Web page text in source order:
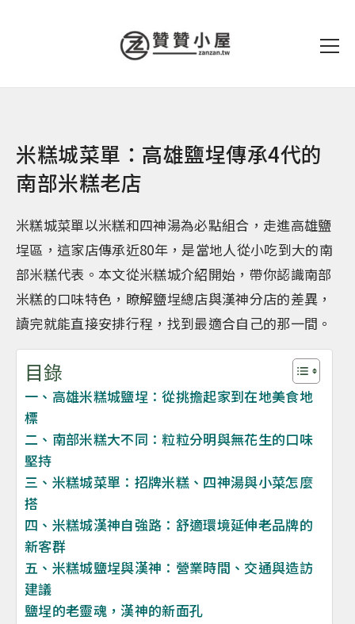
米糕城菜單：高雄鹽埕傳承4代的
南部米糕老店
米糕城菜單以米糕和四神湯為必點組合，走進高雄鹽
埕區，這家店傳承近80年，是當地人從小吃到大的南
部米糕代表。本文從米糕城介紹開始，帶你認識南部
米糕的口味特色，瞭解鹽埕總店與漢神分店的差異，
讀完就能直接安排行程，找到最適合自己的那一間。
目錄
一、高雄米糕城鹽埕：從挑擔起家到在地美食地
標
二、南部米糕大不同：粒粒分明與無花生的口味
堅持
三、米糕城菜單：招牌米糕、四神湯與小菜怎麼
搭
四、米糕城漢神自強路：舒適環境延伸老品牌的
新客群
五、米糕城鹽埕與漢神：營業時間、交通與造訪
建議
鹽埕的老靈魂，漢神的新面孔